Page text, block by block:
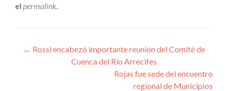
elpermalink.
Navegación
← Rossi encabezó importante reunión del Comité de
Cuenca del Río Arrecifes
Rojas fue sede del encuentro
regional de Municipios